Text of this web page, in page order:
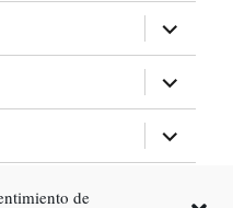
de
inferior
expande
el
menú
inferior
expande
el
menú
inferior
expande
el
menú